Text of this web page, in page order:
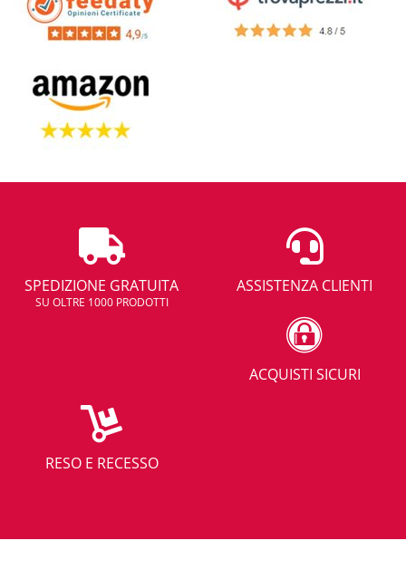
SPEDIZIONE GRATUITA
SU OLTRE 1000 PRODOTTI
ASSISTENZA CLIENTI
ACQUISTI SICURI
RESO E RECESSO